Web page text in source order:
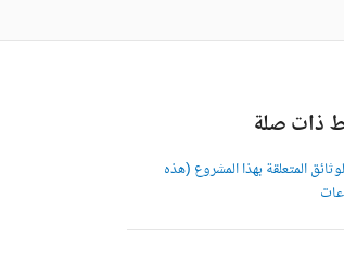
ذات صلة
المتعلقة بهذا المشروع (هذه